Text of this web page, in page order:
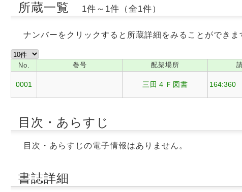
所蔵一覧 1件～1件（全1件）
ナンバーをクリックすると所蔵詳細をみることができま
No. 巻号 配架場所
0001 三田４Ｆ図書 164:360
目次・あらすじ
目次・あらすじの電子情報はありません。
書誌詳細